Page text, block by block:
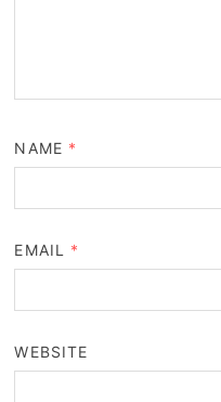
NAME *
EMAIL *
WEBSITE